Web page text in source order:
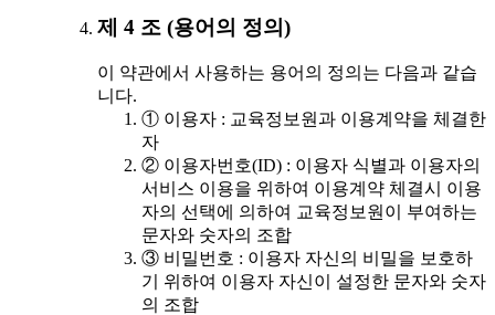
제 4 조 (용어의 정의)
이 약관에서 사용하는 용어의 정의는 다음과 같습
니다.
① 이용자 : 교육정보원과 이용계약을 체결한
자
② 이용자번호(ID) : 이용자 식별과 이용자의
서비스 이용을 위하여 이용계약 체결시 이용
자의 선택에 의하여 교육정보원이 부여하는
문자와 숫자의 조합
③ 비밀번호 : 이용자 자신의 비밀을 보호하
기 위하여 이용자 자신이 설정한 문자와 숫자
의 조합